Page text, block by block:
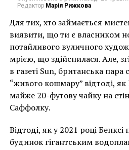
йоркской студии во время
его произведениями.
Редактор Марія Рижкова
Для тих, хто займається
виявити, що ти є власником
потайливого вуличного
мрією, що здійснилася. Але,
в газеті Sun, британська
“живого кошмару” відтоді,
майже 20-футову чайку на
Саффолку.
Відтоді, як у 2021 році Бенксі
будинок гігантським